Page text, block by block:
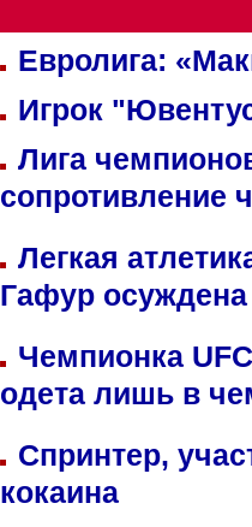
Евролига:
Игрок
Лига
сопротивление
Легкая
Гафур осуждена
Чемпионка
одета лишь в
Спринтер,
кокаина